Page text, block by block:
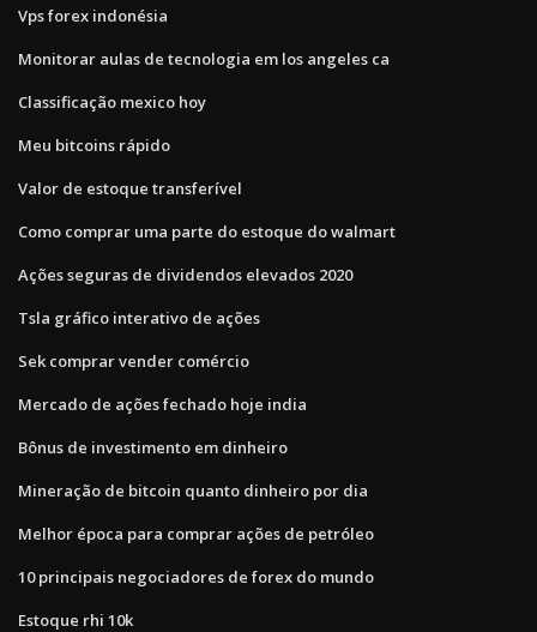
Vps forex indonésia
Monitorar aulas de tecnologia em los angeles ca
Classificação mexico hoy
Meu bitcoins rápido
Valor de estoque transferível
Como comprar uma parte do estoque do walmart
Ações seguras de dividendos elevados 2020
Tsla gráfico interativo de ações
Sek comprar vender comércio
Mercado de ações fechado hoje india
Bônus de investimento em dinheiro
Mineração de bitcoin quanto dinheiro por dia
Melhor época para comprar ações de petróleo
10 principais negociadores de forex do mundo
Estoque rhi 10k